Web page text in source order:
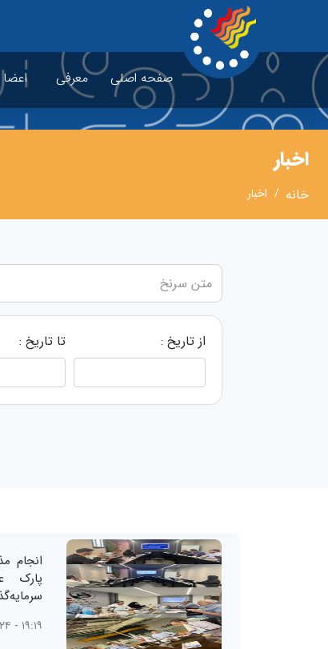
صفحه اصلی معرفی اعضا
اخبار
خانه اخبار
از تاریخ : تا تاریخ :
انجام
پارک
۱۹:۱۹ - ۱۴۰۵/۰۳/۲۴